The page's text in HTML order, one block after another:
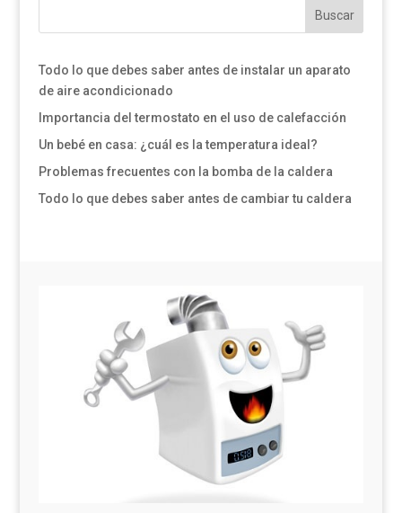
Buscar
Todo lo que debes saber antes de instalar un aparato
de aire acondicionado
Importancia del termostato en el uso de calefacción
Un bebé en casa: ¿cuál es la temperatura ideal?
Problemas frecuentes con la bomba de la caldera
Todo lo que debes saber antes de cambiar tu caldera